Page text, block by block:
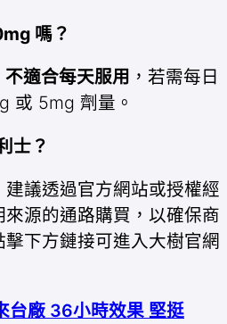
嗎？
不適合每天服用 ，若需每日
或 5mg 劑量。
士？
議透過官方網站或授權經
源的通路購買，以確保商
下方鏈接可進入大樹官網
台廠 36小時效果 堅挺